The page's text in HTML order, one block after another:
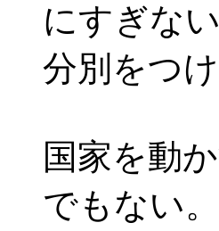
にすぎな
分別をつ
国家を動
でもない